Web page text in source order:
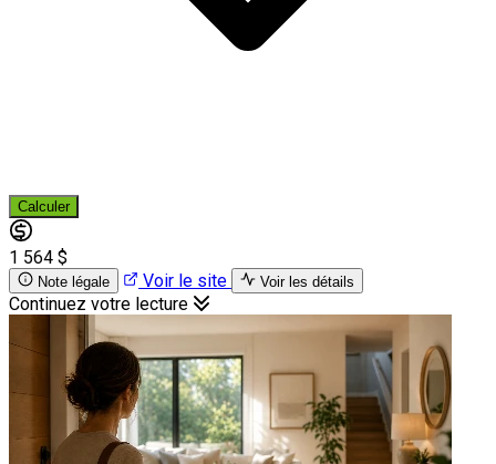
Calculer
1 564 $
Note légale Voir le site Voir les détails
Continuez votre lecture